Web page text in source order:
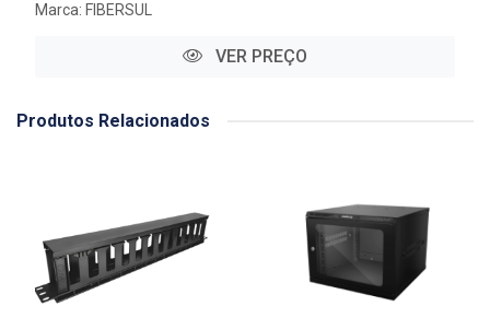
Marca: FIBERSUL
VER PREÇO
Produtos Relacionados